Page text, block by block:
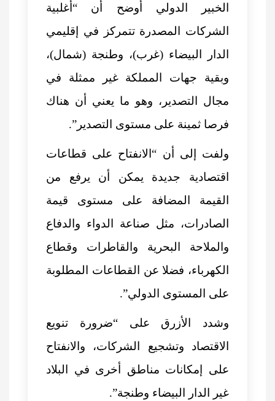
الخبير الدولي أوضح أن “أغلبية
الشركات المصدرة تتمركز في إقليمي
الدار البيضاء (غرب)، وطنجة (شمال)،
وبقية جهات المملكة غير ممثلة في
مجال التصدير، وهو ما يعني أن هناك
فرصا ثمينة على مستوى التصدير”.
ولفت إلى أن “الانفتاح على قطاعات
اقتصادية جديدة يمكن أن يرفع من
القيمة المضافة على مستوى قيمة
الصادرات، مثل صناعة الدواء والدفاع
والملاحة البحرية والقاطرات وقطاع
الكهرباء، فضلا عن القطاعات المطلوبة
على المستوى الدولي”.
وشدد الأزرق على “ضرورة تنويع
الاقتصاد وتشجيع الشركات، والانفتاح
على إمكانات مناطق أخرى في البلاد
غير الدار البيضاء وطنجة”.